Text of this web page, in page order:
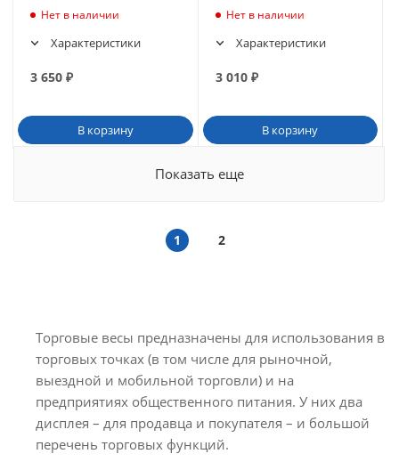
Нет в наличии
Характеристики
3 650 ₽
В корзину
Нет в наличии
Характеристики
3 010₽
В корзину
Показать еще
1 2
Торговые весы предназначены для использования в
торговых точках (в том числе для рыночной,
выездной и мобильной торговли) и на
предприятиях общественного питания. У них два
дисплея – для продавца и покупателя – и большой
перечень торговых функций.